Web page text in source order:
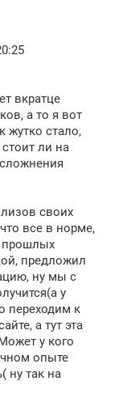
вкратце
а то я вот
жутко стало,
ли на
своих
все в норме,
прошлых
предложил
ну мы с
у
переходим к
а тут эта
у кого
опыте
ну так на